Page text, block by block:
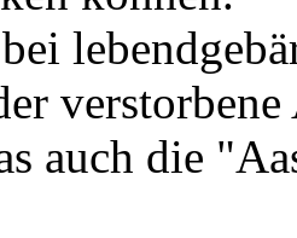
auch die